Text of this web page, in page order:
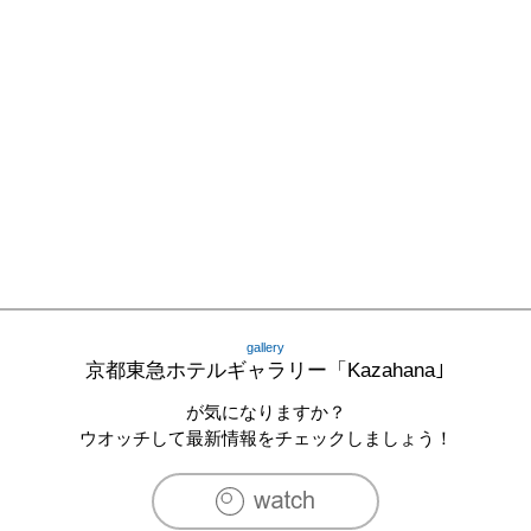
gallery
京都東急ホテルギャラリー「Kazahana｣
が気になりますか？
ウオッチして最新情報をチェックしましょう！